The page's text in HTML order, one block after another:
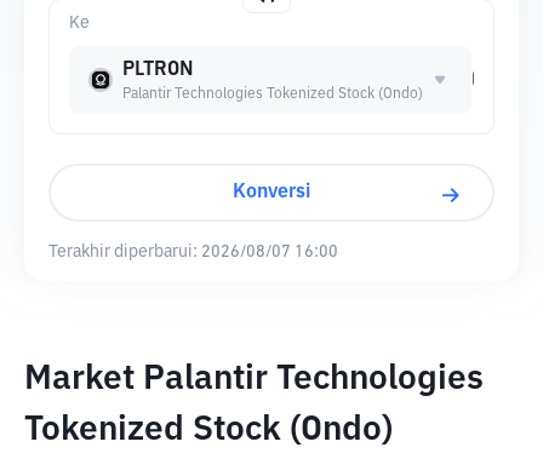
Ke
PLTRON
Palantir Technologies Tokenized Stock (Ondo)
Konversi
Terakhir diperbarui: 2026/08/07 16:00
Market Palantir Technologies
Tokenized Stock (Ondo)